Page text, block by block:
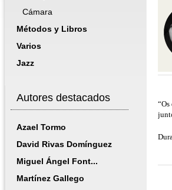
Cámara
Métodos y Libros
Varios
Jazz
Autores destacados
Azael Tormo
David Rivas Domínguez
Miguel Ángel Font...
Martínez Gallego